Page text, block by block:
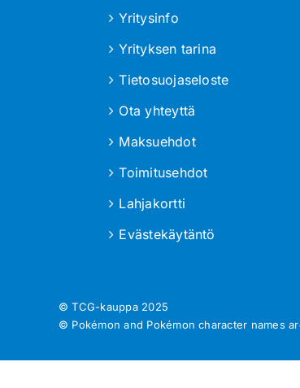
Yritysinfo
Yrityksen tarina
Tietosuojaseloste
Ota yhteyttä
Maksuehdot
Toimitusehdot
Lahjakortti
Evästekäytäntö
© TCG-kauppa 2025
© Pokémon and Pokémon character names